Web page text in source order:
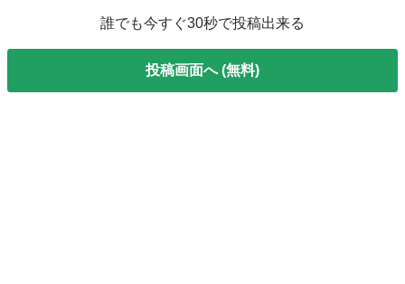
誰でも今すぐ30秒で投稿出来る
投稿画面へ (無料)